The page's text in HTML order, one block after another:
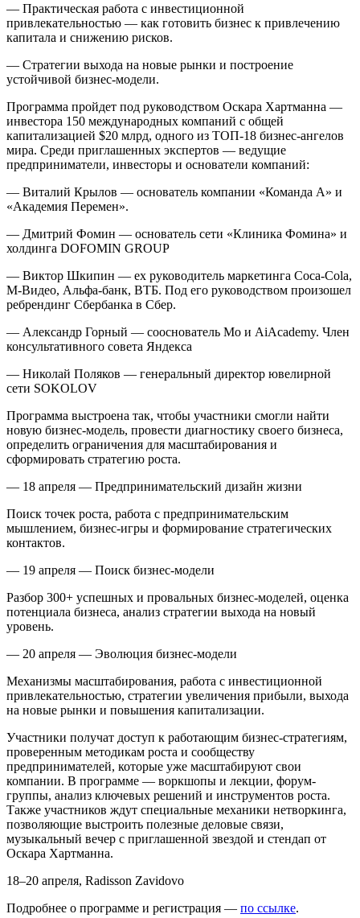
— Практическая работа с инвестиционной
привлекательностью — как готовить бизнес к привлечению
капитала и снижению рисков.
— Стратегии выхода на новые рынки и построение
устойчивой бизнес-модели.
Программа пройдет под руководством Оскара Хартманна —
инвестора 150 международных компаний с общей
капитализацией $20 млрд, одного из ТОП-18 бизнес-ангелов
мира. Среди приглашенных экспертов — ведущие
предприниматели, инвесторы и основатели компаний:
— Виталий Крылов — основатель компании «Команда А» и
«Академия Перемен».
— Дмитрий Фомин — основатель сети «Клиника Фомина» и
холдинга DOFOMIN GROUP
— Виктор Шкипин — ex руководитель маркетинга Coca-Cola,
М-Видео, Альфа-банк, ВТБ. Под его руководством произошел
ребрендинг Сбербанка в Сбер.
— Александр Горный — сооснователь Мо и AiAcademy. Член
консультативного совета Яндекса
— Николай Поляков — генеральный директор ювелирной
сети SOKOLOV
Программа выстроена так, чтобы участники смогли найти
новую бизнес-модель, провести диагностику своего бизнеса,
определить ограничения для масштабирования и
сформировать стратегию роста.
— 18 апреля — Предпринимательский дизайн жизни
Поиск точек роста, работа с предпринимательским
мышлением, бизнес-игры и формирование стратегических
контактов.
— 19 апреля — Поиск бизнес-модели
Разбор 300+ успешных и провальных бизнес-моделей, оценка
потенциала бизнеса, анализ стратегии выхода на новый
уровень.
— 20 апреля — Эволюция бизнес-модели
Механизмы масштабирования, работа с инвестиционной
привлекательностью, стратегии увеличения прибыли, выхода
на новые рынки и повышения капитализации.
Участники получат доступ к работающим бизнес-стратегиям,
проверенным методикам роста и сообществу
предпринимателей, которые уже масштабируют свои
компании. В программе — воркшопы и лекции, форум-
группы, анализ ключевых решений и инструментов роста.
Также участников ждут специальные механики нетворкинга,
позволяющие выстроить полезные деловые связи,
музыкальный вечер с приглашенной звездой и стендап от
Оскара Хартманна.
18–20 апреля, Radisson Zavidovo
Подробнее о программе и регистрация — по ссылке.